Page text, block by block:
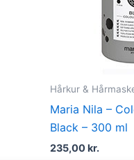
Hårkur &
Maria Nila –
Black – 300 ml
235,00kr.